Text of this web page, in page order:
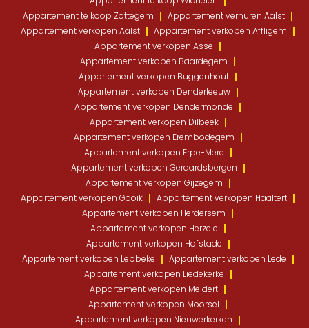
Appartement te koop Zottegem
Appartement verhuren Aalst
Appartement verkopen Aalst
Appartement verkopen Affligem
Appartement verkopen Asse
Appartement verkopen Baardegem
Appartement verkopen Buggenhout
Appartement verkopen Denderleeuw
Appartement verkopen Dendermonde
Appartement verkopen Dilbeek
Appartement verkopen Erembodegem
Appartement verkopen Erpe-Mere
Appartement verkopen Geraardsbergen
Appartement verkopen Gijzegem
Appartement verkopen Gooik
Appartement verkopen Haaltert
Appartement verkopen Herdersem
Appartement verkopen Herzele
Appartement verkopen Hofstade
Appartement verkopen Lebbeke
Appartement verkopen Lede
Appartement verkopen Liedekerke
Appartement verkopen Meldert
Appartement verkopen Moorsel
Appartement verkopen Nieuwerkerken